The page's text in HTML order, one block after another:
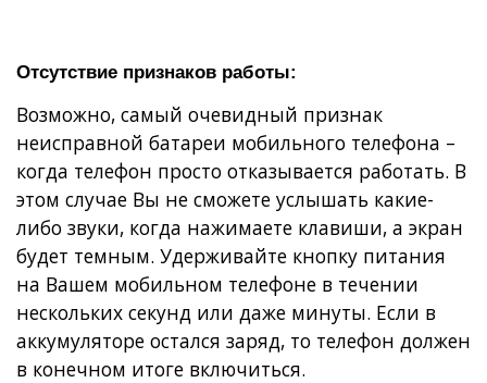
Отсутствие признаков работы:
Возможно, самый очевидный признак
неисправной батареи мобильного телефона –
когда телефон просто отказывается работать. В
этом случае Вы не сможете услышать какие-
либо звуки, когда нажимаете клавиши, а экран
будет темным. Удерживайте кнопку питания
на Вашем мобильном телефоне в течении
нескольких секунд или даже минуты. Если в
аккумуляторе остался заряд, то телефон должен
в конечном итоге включиться.